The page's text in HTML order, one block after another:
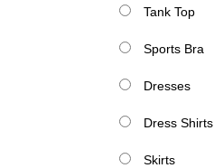
Tank Top
Sports Bra
Dresses
Dress Shirts
Skirts